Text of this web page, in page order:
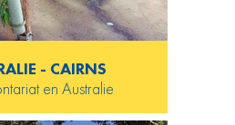
- CAIRNS
en Australie